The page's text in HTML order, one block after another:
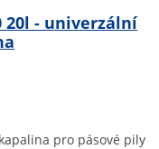
20l - univerzální
pro pásové pily